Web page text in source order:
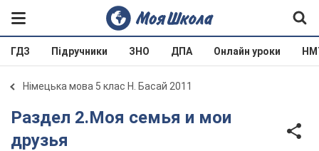
ГДЗ Підручники ЗНО ДПА Онлайн уроки
Німецька мова 5 клас Н. Баcай 2011
Раздел 2.Моя семья и мои
друзья